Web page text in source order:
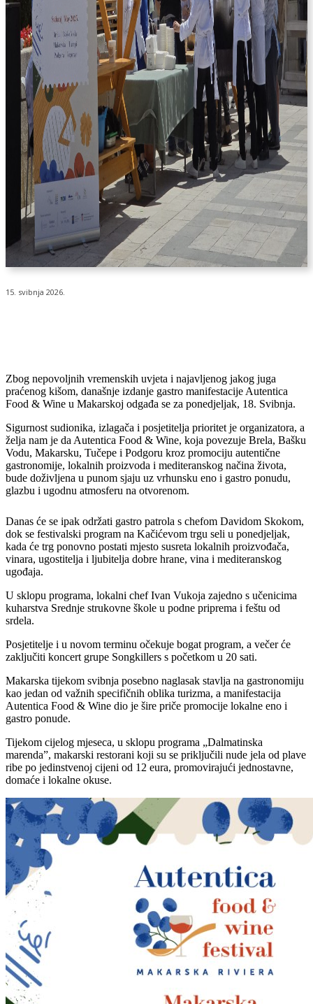
15. svibnja 2026.
Zbog nepovoljnih vremenskih uvjeta i najavljenog jakog juga
praćenog kišom, današnje izdanje gastro manifestacije Autentica
Food & Wine u Makarskoj odgađa se za ponedjeljak, 18. Svibnja.
Sigurnost sudionika, izlagača i posjetitelja prioritet je organizatora, a
želja nam je da Autentica Food & Wine, koja povezuje Brela, Bašku
Vodu, Makarsku, Tučepe i Podgoru kroz promociju autentične
gastronomije, lokalnih proizvoda i mediteranskog načina života,
bude doživljena u punom sjaju uz vrhunsku eno i gastro ponudu,
glazbu i ugodnu atmosferu na otvorenom.
Danas će se ipak održati gastro patrola s chefom Davidom Skokom,
dok se festivalski program na Kačićevom trgu seli u ponedjeljak,
kada će trg ponovno postati mjesto susreta lokalnih proizvođača,
vinara, ugostitelja i ljubitelja dobre hrane, vina i mediteranskog
ugođaja.
U sklopu programa, lokalni chef Ivan Vukoja zajedno s učenicima
kuharstva Srednje strukovne škole u podne priprema i feštu od
srdela.
Posjetitelje i u novom terminu očekuje bogat program, a večer će
zaključiti koncert grupe Songkillers s početkom u 20 sati.
Makarska tijekom svibnja posebno naglasak stavlja na gastronomiju
kao jedan od važnih specifičnih oblika turizma, a manifestacija
Autentica Food & Wine dio je šire priče promocije lokalne eno i
gastro ponude.
Tijekom cijelog mjeseca, u sklopu programa „Dalmatinska
marenda”, makarski restorani koji su se priključili nude jela od plave
ribe po jedinstvenoj cijeni od 12 eura, promovirajući jednostavne,
domaće i lokalne okuse.